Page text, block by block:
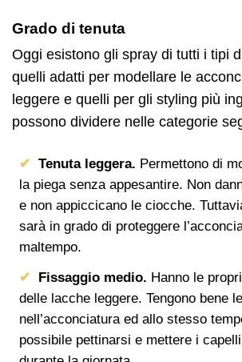
Grado di tenuta
Oggi esistono gli spray di tutti i tipi
quelli adatti per modellare le
leggere e quelli per gli styling più
possono dividere nelle categorie
Tenuta leggera. Permettono di
la piega senza appesantire. Non
e non appiccicano le ciocche.
sarà in grado di proteggere
maltempo.
Fissaggio medio. Hanno le
delle lacche leggere. Tengono bene
nell’acconciatura ed allo stesso
possibile pettinarsi e mettere i